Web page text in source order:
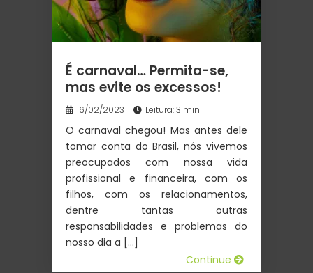
É carnaval… Permita-se,
mas evite os excessos!
16/02/2023 Leitura: 3 min
O carnaval chegou! Mas antes dele
tomar conta do Brasil, nós vivemos
preocupados com nossa vida
profissional e financeira, com os
filhos, com os relacionamentos,
dentre tantas outras
responsabilidades e problemas do
nosso dia a […]
Continue